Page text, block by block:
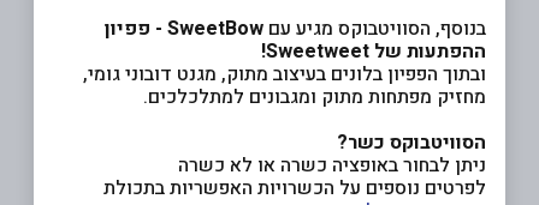
בנוסף, הסוויטבוקס מגיע עם
SweetBow - פפיון
ההפתעות של Sweetweet!
ובתוך הפפיון בלונים בעיצוב מתוק, מגנט דובוני גומי,
מחזיק מפתחות מתוק ומגבונים למתלכלכים.
הסוויטבוקס כשר?
ניתן לבחור באופציה כשרה או לא כשרה
לפרטים נוספים על הכשרויות האפשריות בתכולת